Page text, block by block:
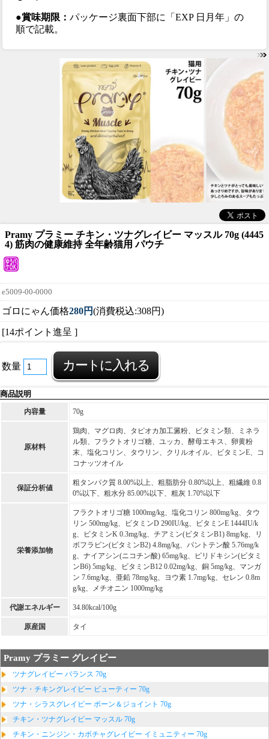
●賞味期限：パッケージ裏面下部に「EXP 日月年」の
順で記載。
Pramy プラミー チキン・ツナグレイビー マッスル 70g (4445
4) 筋肉の健康維持 全年齢猫用 パウチ
e5009-00-0000
ゴロにゃん価格280円(消費税込:308円)
[14ポイント進呈 ]
数量
商品説明
内容量 70g
原材料
鶏肉、マグロ肉、タピオカ加工澱粉、ビタミン類、ミネラ
ル類、フラクトオリゴ糖、ユッカ、酵母エキス、卵黄粉
末、塩化コリン、タウリン、クリルオイル、ビタミンE、コ
コナッツオイル
保証分析値
粗タンパク質 8.00%以上、粗脂肪分 0.80%以上、粗繊維 0.8
0%以下、粗水分 85.00%以下、粗灰 1.70%以下
栄養添加物
フラクトオリゴ糖 1000mg/kg、塩化コリン 800mg/kg、タウ
リン 500mg/kg、ビタミンD 290IU/kg、ビタミンE 1444IU/k
g、ビタミンK 0.3mg/kg、チアミン(ビタミンB1) 8mg/kg、リ
ボフラビン(ビタミンB2) 4.8mg/kg、パントテン酸 5.76mg/k
g、ナイアシン(ニコチン酸) 65mg/kg、ピリドキシン(ビタミ
ンB6) 5mg/kg、ビタミンB12 0.02mg/kg、銅 5mg/kg、マンガ
ン 7.6mg/kg、亜鉛 78mg/kg、ヨウ素 1.7mg/kg、セレン 0.8m
g/kg、メチオニン 1000mg/kg
代謝エネルギー 34.80kcal/100g
原産国 タイ
Pramy プラミー グレイビー
ツナグレイビー バランス 70g
ツナ・チキングレイビー ビューティー 70g
ツナ・シラスグレイビー ボーン＆ジョイント 70g
チキン・ツナグレイビー マッスル 70g
チキン・ニンジン・カボチャグレイビー イミュニティー 70g